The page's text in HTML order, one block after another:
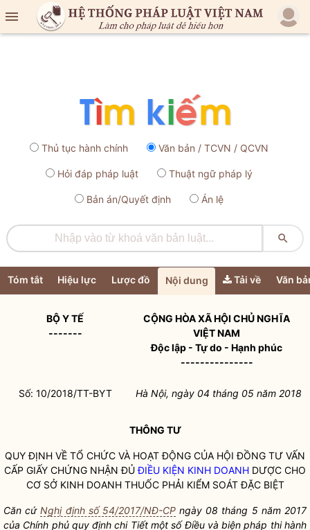

Thủ tục hành chính Văn bản / TCVN / QCVN
Hỏi đáp pháp luật Thuật ngữ pháp lý
Bản án/Quyết định Án lệ

Tóm tắt Hiệu lực Lược đồ Nội dung Tải về Văn
BỘY TẾ
-------
CỘNG HÒA XÃ HỘI CHỦ NGHĨA
VIỆT NAM
Độc lập - Tự do - Hạnh phúc
---------------
Số: 10/2018/TT-BYT Hà Nội, ngày 04 tháng 05 năm 2018
THÔNG TƯ
QUY ĐỊNH VỀ TỔ CHỨC VÀ HOẠT ĐỘNG CỦA HỘI ĐỒNG TƯ VẤN
CẤP GIẤY CHỨNG NHẬN ĐỦĐIỀU KIỆN KINH DOANH DƯỢC CHO
CƠ SỞ KINH DOANH THUỐC PHẢI KIỂM SOÁT ĐẶC BIỆT
Căn cứNghị định số 54/2017/NĐ-CPngày 08 tháng 5 năm 2017
của Chính phủ quy định chi Tiết một số Điều và biện pháp thi hành